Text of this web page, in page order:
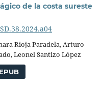
de la costa sureste
Rioja Paradela, Arturo
Leonel Santizo López
EPUB